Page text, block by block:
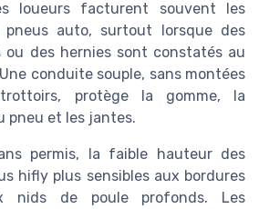
loueurs facturent souvent les
pneus auto, surtout lorsque des
ou des hernies sont constatés au
conduite souple, sans montées
protège la gomme, la
pneu et les jantes.
permis, la faible hauteur des
hifly plus sensibles aux bordures
nids de poule profonds. Les